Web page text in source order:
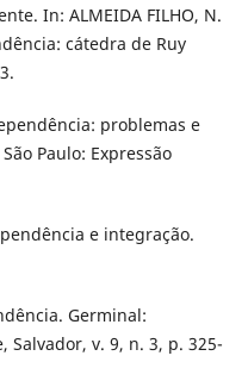
In: ALMEIDA FILHO, N.
cátedra de Ruy
problemas e
Paulo: Expressão
e integração.
Germinal:
Salvador, v. 9, n. 3, p. 325-